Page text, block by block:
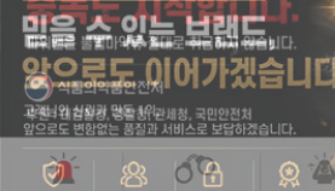
이
필
요
Q&A
파